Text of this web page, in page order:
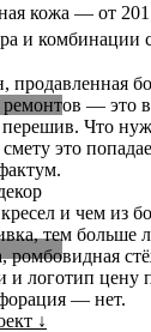
кожа — от
и комбинации
— это
перешив. Что
это
и чем из
тем больше
ромбовидная
и логотип цену
— нет.
↓